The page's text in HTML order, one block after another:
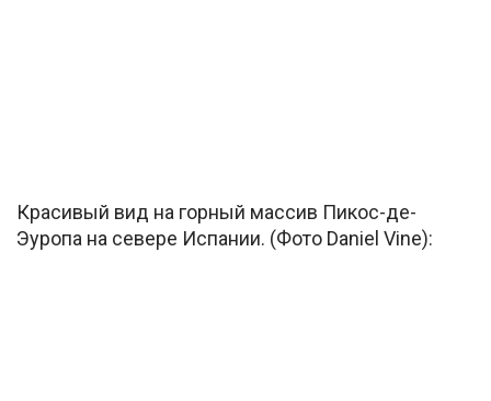
Красивый вид на горный массив Пикос-де-
Эуропа на севере Испании. (Фото Daniel Vine):